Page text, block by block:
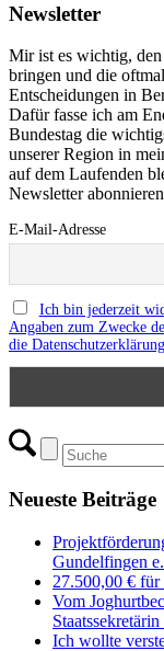
Newsletter
Mir ist es wichtig,
bringen und die
Entscheidungen in
Dafür fasse ich am
Bundestag die
unserer Region in
auf dem Laufenden
Newsletter
E-Mail-Adresse
Ich bin jederzeit
Angaben zum Zwecke
die
Neueste Beiträge
Gundelfingen
27.500,00 €
Vom
Ich wollte